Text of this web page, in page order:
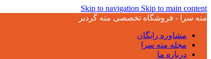
Skip to navigation Skip to main content
مته سرا - فروشگاه تخصصی مته گردبر
مشاوره رایگان
مجله مته سرا
درباره ما